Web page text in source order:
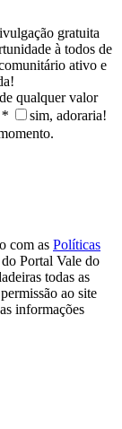
gratuita
à todos de
ativo e
qualquer valor
*
sim, adoraria!
com as Políticas
do Portal Vale do
todas as
ao site
informações